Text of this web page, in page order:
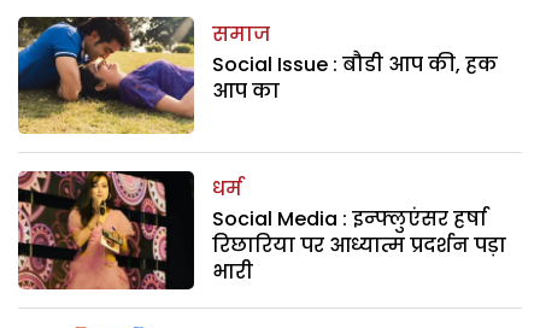
समाज
Social Issue : बौडी आप की, हक
आप का
धर्म
Social Media : इन्फ्लुएंसर हर्षा
रिछारिया पर आध्यात्म प्रदर्शन पड़ा
भारी